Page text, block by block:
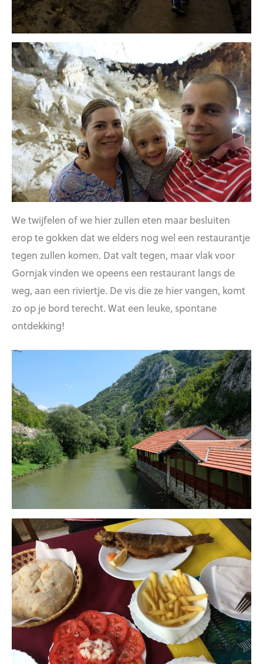
We twijfelen of we hier zullen eten maar besluiten
erop te gokken dat we elders nog wel een restaurantje
tegen zullen komen. Dat valt tegen, maar vlak voor
Gornjak vinden we opeens een restaurant langs de
weg, aan een riviertje. De vis die ze hier vangen, komt
zo op je bord terecht. Wat een leuke, spontane
ontdekking!